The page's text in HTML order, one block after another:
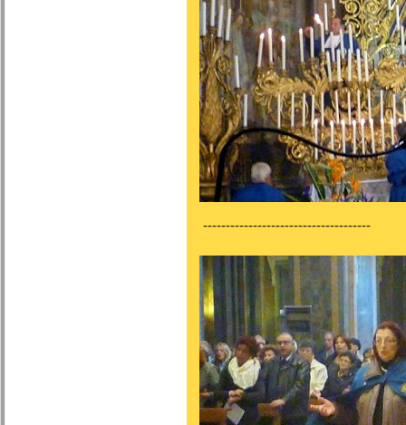
-------------------------------------